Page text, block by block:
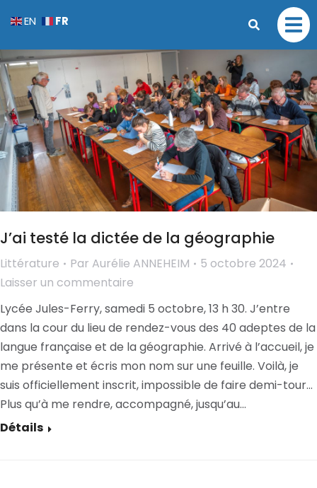
J’ai testé la dictée de la géographie
Littérature Par Aurélie ANNEHEIM
5 octobre 2024
Laisser un commentaire
Lycée Jules-Ferry, samedi 5 octobre, 13 h 30. J’entre
dans la cour du lieu de rendez-vous des 40 adeptes de la
langue française et de la géographie. Arrivé à l’accueil, je
me présente et écris mon nom sur une feuille. Voilà, je
suis officiellement inscrit, impossible de faire demi-tour…
Plus qu’à me rendre, accompagné, jusqu’au…
Détails
EN FR